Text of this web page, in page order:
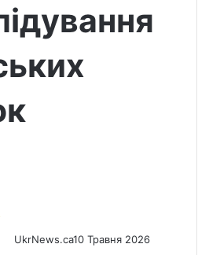
UkrNews.ca10 Травня 2026